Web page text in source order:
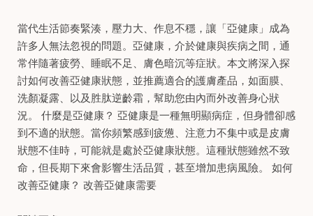
當代生活節奏緊湊，壓力大、作息不穩，讓「亞健康」成為
許多人無法忽視的問題。亞健康，介於健康與疾病之間，通
常伴隨著疲勞、睡眠不足、膚色暗沉等症狀。本文將深入探
討如何改善亞健康狀態，並推薦適合的護膚產品，如面膜、
洗顏凝露、以及胜肽逆齡霜，幫助您由內而外改善身心狀
況。 什麼是亞健康？ 亞健康是一種無明顯病症，但身體卻感
到不適的狀態。當你頻繁感到疲憊、注意力不集中或是皮膚
狀態不佳時，可能就是處於亞健康狀態。這種狀態雖然不致
命，但長期下來會影響生活品質，甚至增加患病風險。 如何
改善亞健康？ 改善亞健康需要